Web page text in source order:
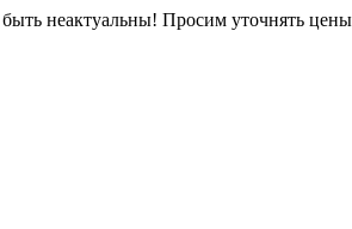
неактуальны! Просим уточнять цены